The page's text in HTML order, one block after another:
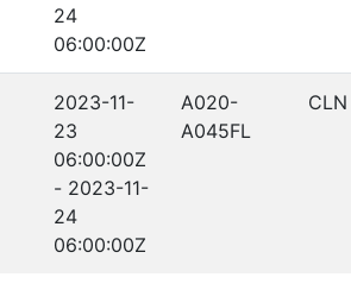
24
06:00:00Z
2023-11-
23
06:00:00Z
- 2023-11-
24
06:00:00Z
A020-
A045FL
CLN